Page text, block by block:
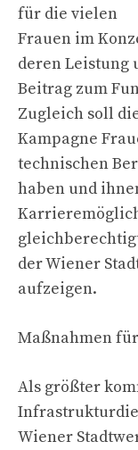
für die vielen
Frauen im
deren Leistung
Beitrag zum
Zugleich soll
Kampagne
technischen
haben und
der Wiener
aufzeigen.
Maßnahmen
Als größter
Wiener